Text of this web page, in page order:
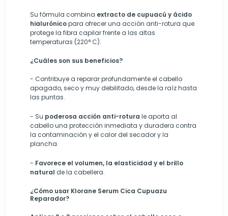
Su fórmula combina extracto de cupuacú y ácido
hialurónicopara ofrecer una acción anti-rotura que
protege la fibra capilar frente a las altas
temperaturas (220° C).
¿Cuáles son sus beneficios?
- Contribuye a reparar profundamente el cabello
apagado, seco y muy debilitado, desde la raíz hasta
las puntas.
- Su poderosa acción anti-rotura le aporta al
cabello una protección inmediata y duradera contra
la contaminación y el calor del secador y la
plancha.
- Favorece el volumen, la elasticidad y el brillo
natural de la cabellera.
¿Cómo usar Klorane Serum Cica Cupuazu
Reparador?